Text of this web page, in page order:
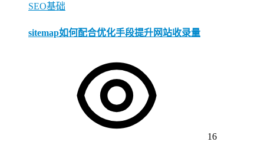
SEO基础
sitemap如何配合优化手段提升网站收录量
16